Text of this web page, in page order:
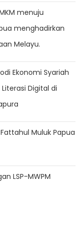
menuju
menghadirkan
Melayu.
Ekonomi Syariah
Literasi Digital di
Fattahul Muluk Papua
LSP-MWPM